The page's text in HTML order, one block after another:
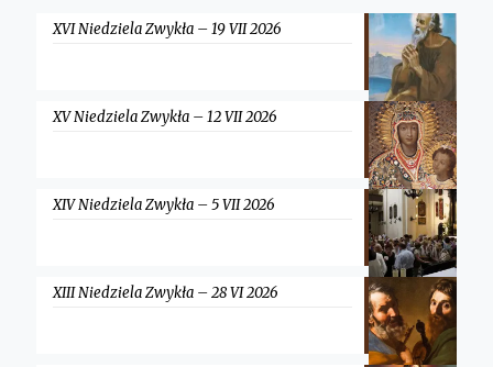
XVI Niedziela Zwykła – 19 VII 2026
XV Niedziela Zwykła – 12 VII 2026
XIV Niedziela Zwykła – 5 VII 2026
XIII Niedziela Zwykła – 28 VI 2026